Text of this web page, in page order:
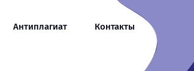
Антиплагиат Контакты